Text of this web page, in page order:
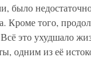
было
Кроме того,
это ухудшало
одним из её